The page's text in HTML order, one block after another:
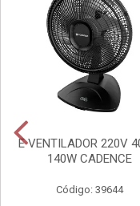
E VENTILADOR 220V
140W CADENCE
Código: 39644